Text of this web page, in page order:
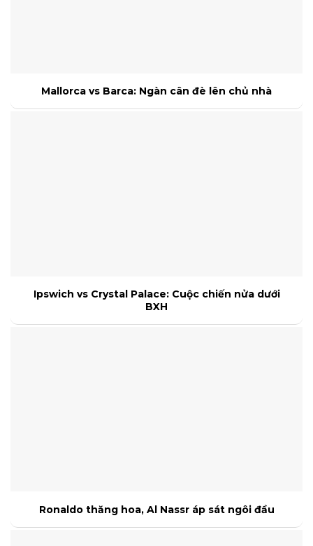
Mallorca vs Barca: Ngàn cân đè lên chủ nhà
Ipswich vs Crystal Palace: Cuộc chiến nửa dưới
BXH
Ronaldo thăng hoa, Al Nassr áp sát ngôi đầu